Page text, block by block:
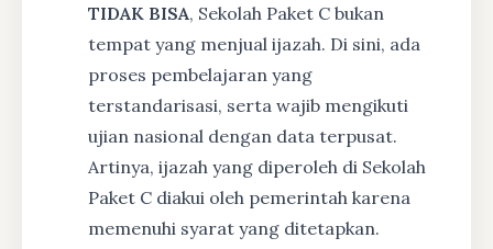
TIDAK BISA, Sekolah Paket C bukan
tempat yang menjual ijazah. Di sini, ada
proses pembelajaran yang
terstandarisasi, serta wajib mengikuti
ujian nasional dengan data terpusat.
Artinya, ijazah yang diperoleh di Sekolah
Paket C diakui oleh pemerintah karena
memenuhi syarat yang ditetapkan.